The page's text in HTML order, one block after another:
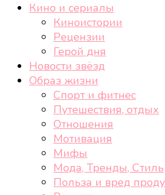
cheek-look.ru
Женский сайт о звездах и
здоровом образе жизни,
Кино и сериалы
Киноистории
Рецензии
Герой дня
Новости звёзд
Образ жизни
Спорт и фитнес
Путешествия, отдых
Отношения
Мотивация
Мифы
Мода, Тренды, Стиль
Польза и вред